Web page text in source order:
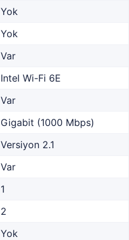
Yok
Yok
Var
Intel Wi-Fi 6E
Var
Gigabit (1000 Mbps)
Versiyon 2.1
Var
1
2
Yok